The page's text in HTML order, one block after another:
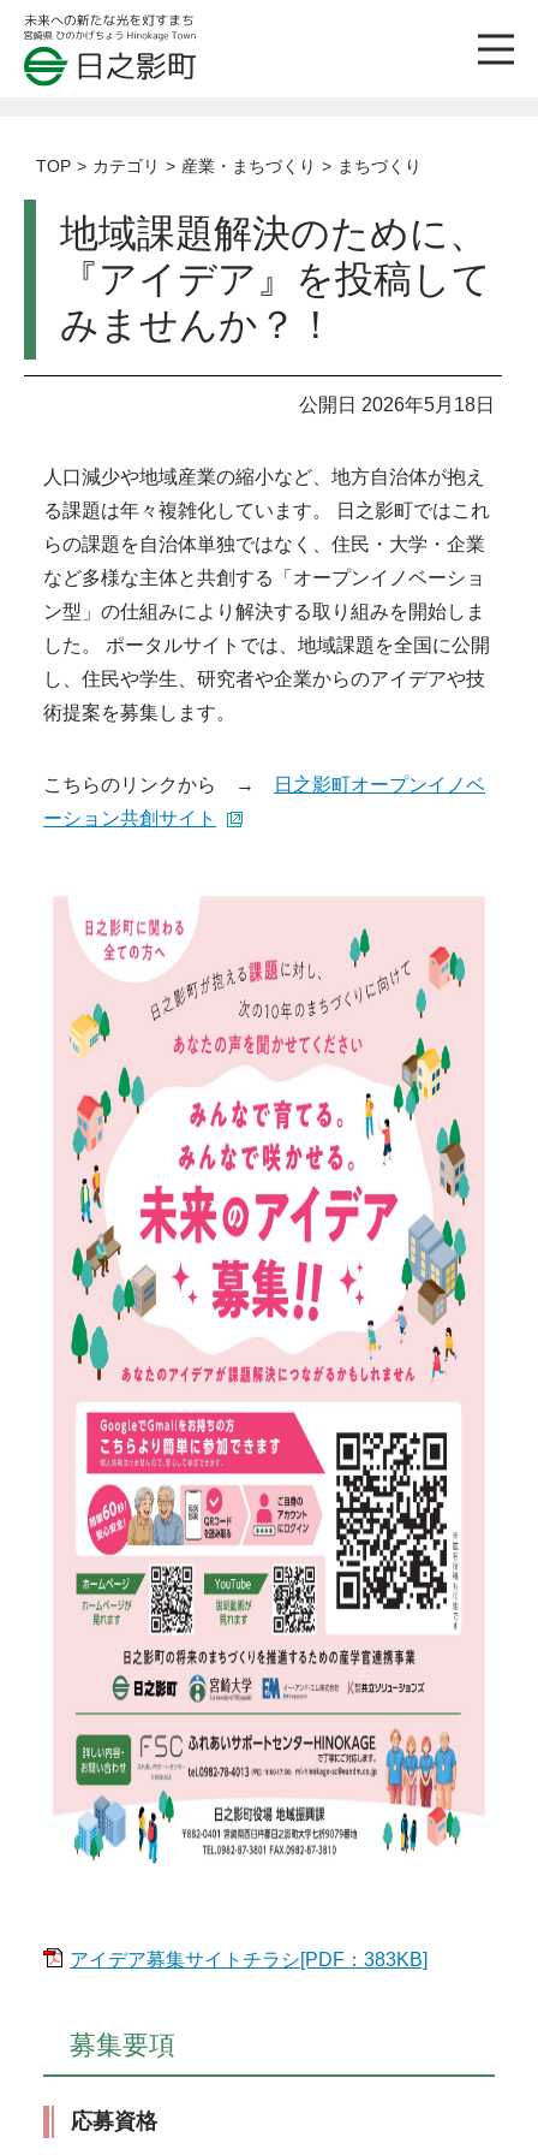
TOP カテゴリ 産業・まちづくり まちづくり
地域課題解決のために、
『アイデア』を投稿して
みませんか？！
公開日 2026年5月18日
人口減少や地域産業の縮小など、地方自治体が抱え
る課題は年々複雑化しています。 日之影町ではこれ
らの課題を自治体単独ではなく、住民・大学・企業
など多様な主体と共創する「オープンイノベーショ
ン型」の仕組みにより解決する取り組みを開始しま
した。 ポータルサイトでは、地域課題を全国に公開
し、住民や学生、研究者や企業からのアイデアや技
術提案を募集します。
こちらのリンクから →
日之影町オープンイノベ
ーション共創サイト
アイデア募集サイトチラシ[PDF：383KB]
募集要項
応募資格